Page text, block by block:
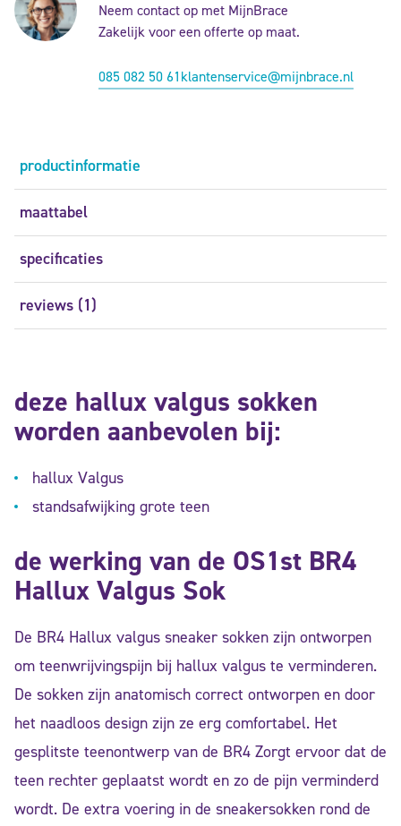
Neem contact op met MijnBrace
Zakelijk voor een offerte op maat.
085 082 50 61klantenservice@mijnbrace.nl
productinformatie
maattabel
specificaties
reviews (1)
deze hallux valgus sokken
worden aanbevolen bij:
hallux Valgus
standsafwijking grote teen
de werking van de OS1st BR4
Hallux Valgus Sok
De BR4 Hallux valgus sneaker sokken zijn ontworpen
om teenwrijvingspijn bij hallux valgus te verminderen.
De sokken zijn anatomisch correct ontworpen en door
het naadloos design zijn ze erg comfortabel. Het
gesplitste teenontwerp van de BR4 Zorgt ervoor dat de
teen rechter geplaatst wordt en zo de pijn verminderd
wordt. De extra voering in de sneakersokken rond de